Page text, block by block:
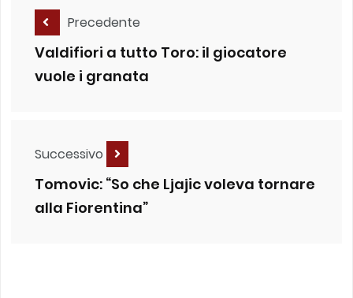
Precedente
Valdifiori a tutto Toro: il giocatore
vuole i granata
Successivo
Tomovic: “So che Ljajic voleva tornare
alla Fiorentina”